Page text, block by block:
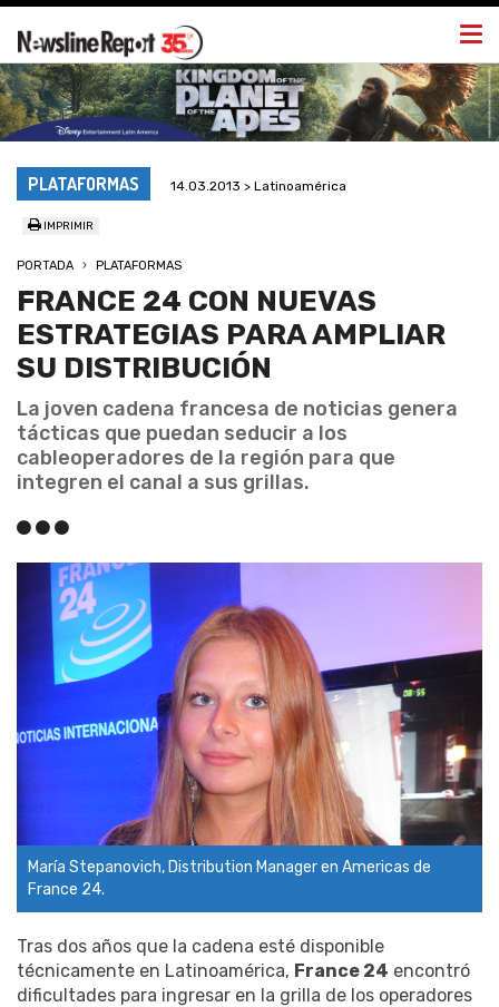
PLATAFORMAS 14.03.2013 > Latinoamérica
IMPRIMIR
PORTADA PLATAFORMAS
FRANCE 24 CON NUEVAS
ESTRATEGIAS PARA AMPLIAR
SU DISTRIBUCIÓN
La joven cadena francesa de noticias genera
tácticas que puedan seducir a los
cableoperadores de la región para que
integren el canal a sus grillas.
María Stepanovich, Distribution Manager en Americas de
France 24.
Tras dos años que la cadena esté disponible
técnicamente en Latinoamérica, France 24 encontró
dificultades para ingresar en la grilla de los operadores